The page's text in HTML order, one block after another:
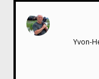
Yvon-